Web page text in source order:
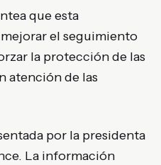
que esta
el seguimiento
la protección de las
atención de las
por la presidenta
La información